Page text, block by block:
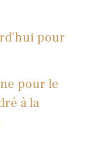
pour
pour le
à la